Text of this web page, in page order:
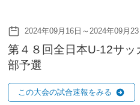
2024年09月16日～2024年09月23
第４８回全日本U-12サ
部予選
この大会の試合速報をみる